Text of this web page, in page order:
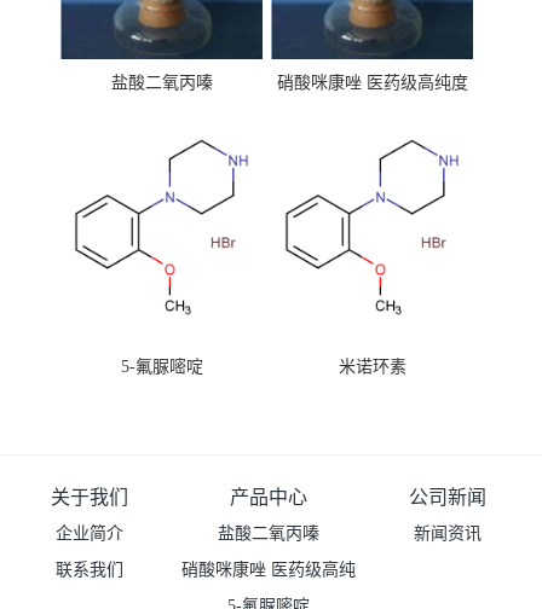
盐酸二氧丙嗪
硝酸咪康唑 医药级高纯度
5-氟脲嘧啶 米诺环素
关于我们
企业简介
联系我们
产品中心
盐酸二氧丙嗪
硝酸咪康唑 医药级高纯
公司新闻
新闻资讯